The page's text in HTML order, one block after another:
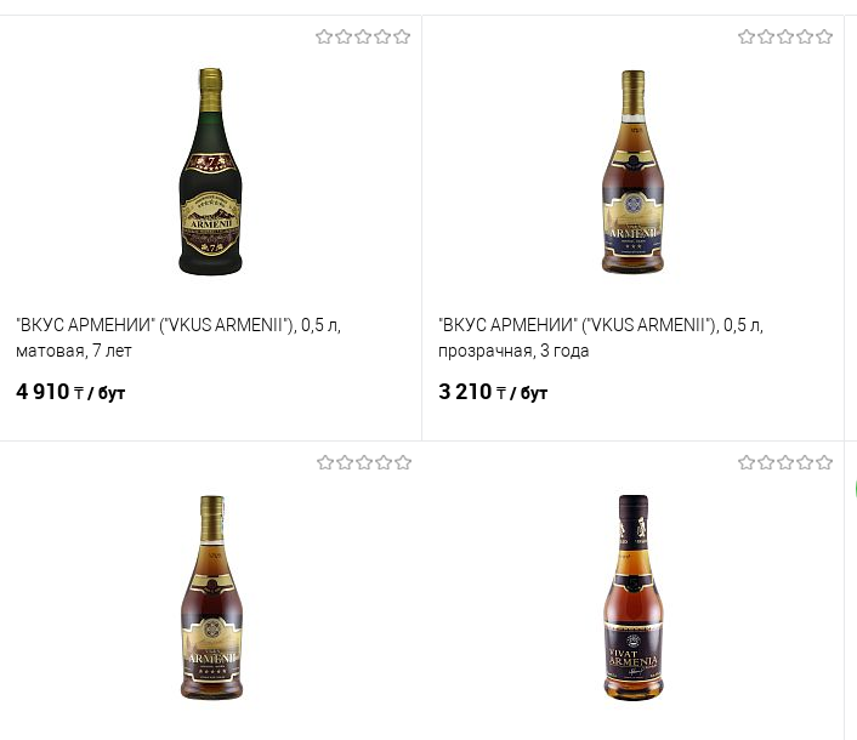
"ВКУС АРМЕНИИ" ("VKUS ARMENII"), 0,5 л,
матовая, 7 лет
4 910 ₸ / бут
В корзину
"ВКУС АРМЕНИИ" ("VKUS ARMENII"), 0,5 л,
прозрачная, 3 года
3 210 ₸ / бут
В корзину